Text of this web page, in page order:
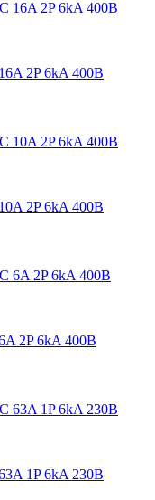
2P 6kA 400В
2P 6kA 400В
2P 6kA 400В
1P 6kA 230В